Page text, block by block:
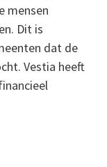
mensen
Dit is
dat de
Vestia heeft